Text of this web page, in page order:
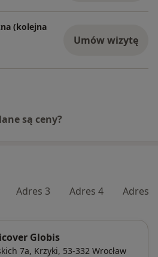
(kolejna
Umów wizytę
są ceny?
Adres 3 Adres 4 Adres 5
Globis
7a, Krzyki, 53-332 Wrocław